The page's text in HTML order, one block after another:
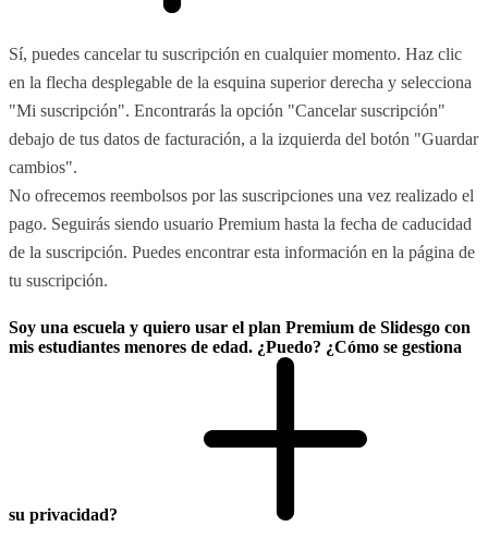
Sí, puedes cancelar tu suscripción en cualquier momento. Haz clic
en la flecha desplegable de la esquina superior derecha y selecciona
"Mi suscripción". Encontrarás la opción "Cancelar suscripción"
debajo de tus datos de facturación, a la izquierda del botón "Guardar
cambios".
No ofrecemos reembolsos por las suscripciones una vez realizado el
pago. Seguirás siendo usuario Premium hasta la fecha de caducidad
de la suscripción. Puedes encontrar esta información en la página de
tu suscripción.
Soy una escuela y quiero usar el plan Premium de Slidesgo con
mis estudiantes menores de edad. ¿Puedo? ¿Cómo se gestiona
su privacidad?